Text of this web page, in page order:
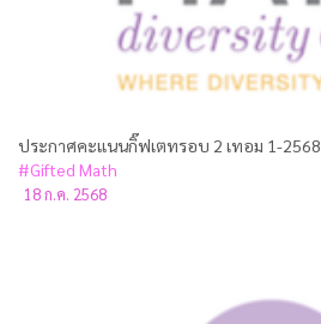
ประกาศคะแนนกิ๊ฟเตทรอบ 2 เทอม 1-2568
#Gifted Math
18 ก.ค. 2568